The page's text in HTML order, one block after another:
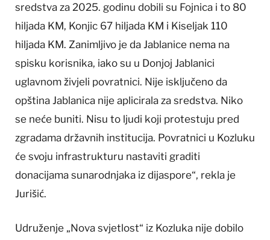
sredstva za 2025. godinu dobili su Fojnica i to 80
hiljada KM, Konjic 67 hiljada KM i Kiseljak 110
hiljada KM. Zanimljivo je da Jablanice nema na
spisku korisnika, iako su u Donjoj Jablanici
uglavnom živjeli povratnici. Nije isključeno da
opština Jablanica nije aplicirala za sredstva. Niko
se neće buniti. Nisu to ljudi koji protestuju pred
zgradama državnih institucija. Povratnici u Kozluku
će svoju infrastrukturu nastaviti graditi
donacijama sunarodnjaka iz dijaspore“, rekla je
Jurišić.
Udruženje „Nova svjetlost“ iz Kozluka nije dobilo